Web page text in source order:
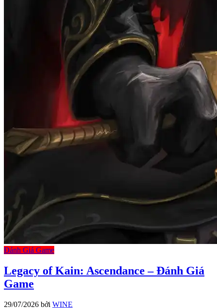
Đánh Giá Game
Legacy of Kain: Ascendance – Đánh Giá
Game
29/07/2026 bởi WINE